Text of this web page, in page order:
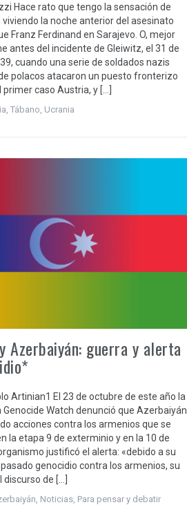
Hace rato que tengo la sensación de
la noche anterior del asesinato
Franz Ferdinand en Sarajevo. O, mejor
antes del incidente de Gleiwitz, el 31 de
cuando una serie de soldados nazis
polacos atacaron un puesto fronterizo
primer caso Austria, y […]
Tábano Ucrania
Azerbaiyán: guerra y alerta
Artinian1 El 23 de octubre de este año la
Genocide Watch denunció que Azerbaiyán
acciones contra los armenios que se
la etapa 9 de exterminio y en la 10 de
justificó el alerta: «debido a su
genocidio contra los armenios, su
de […]
Noticias Para pensar y debatir